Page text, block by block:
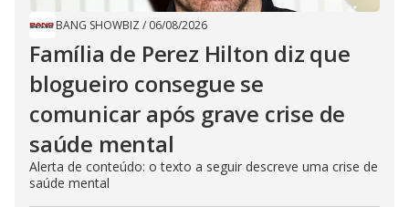
BANG SHOWBIZ / 06/08/2026
Família de Perez Hilton diz que
blogueiro consegue se
comunicar após grave crise de
saúde mental
Alerta de conteúdo: o texto a seguir descreve uma crise de
saúde mental